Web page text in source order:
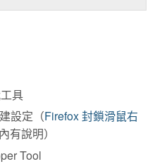
具
設定（Firefox 封鎖滑鼠右
有說明）
Tool